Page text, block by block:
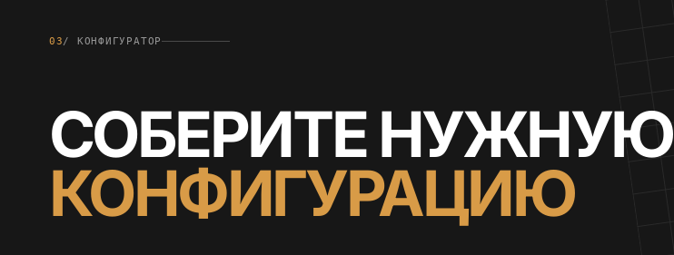
03/ КОНФИГУРАТОР
СОБЕРИТЕ НУЖНУЮ
КОНФИГУРАЦИЮ